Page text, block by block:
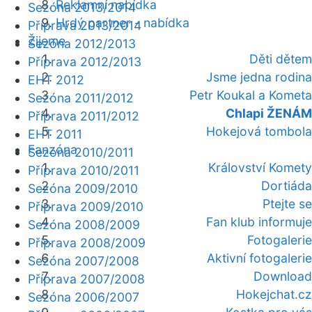
Reklamní nabídka
Hrdý partner - nabídka
Žijeme
Děti dětem
Jsme jedna rodina
Petr Koukal a Kometa
Chlapi ŽENÁM
Hokejová tombola
Fanzóna
Království Komety
Dortiáda
Ptejte se
Fan klub informuje
Fotogalerie
Aktivní fotogalerie
Download
Hokejchat.cz
Sezóna 2013/2014
Příprava 2013/2014
Sezóna 2012/2013
Příprava 2012/2013
EHT 2012
Sezóna 2011/2012
Příprava 2011/2012
EHT 2011
Sezóna 2010/2011
Příprava 2010/2011
Sezóna 2009/2010
Příprava 2009/2010
Sezóna 2008/2009
Příprava 2008/2009
Sezóna 2007/2008
Příprava 2007/2008
Sezóna 2006/2007